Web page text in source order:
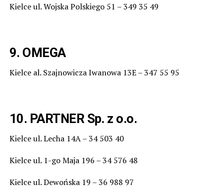
Kielce ul. Wojska Polskiego 51 – 349 35 49
9. OMEGA
Kielce al. Szajnowicza Iwanowa 13E – 347 55 95
10. PARTNER Sp. z o.o.
Kielce ul. Lecha 14A – 34 503 40
Kielce ul. 1-go Maja 196 – 34 576 48
Kielce ul. Dewońska 19 – 36 988 97